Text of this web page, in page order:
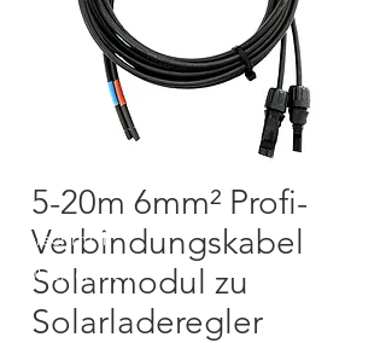
5-20m 6mm² Profi-
Verbindungskabel
Solarmodul zu
Solarladeregler
Überschrift 1
Überschrift 1